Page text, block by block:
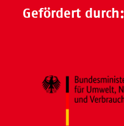
Gefördert durch: